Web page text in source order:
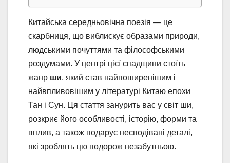
Китайська середньовічна поезія — це
скарбниця, що виблискує образами природи,
людськими почуттями та філософськими
роздумами. У центрі цієї спадщини стоїть
жанр ши, який став найпоширенішим і
найвпливовішим у літературі Китаю епохи
Тан і Сун. Ця стаття занурить вас у світ ши,
розкриє його особливості, історію, форми та
вплив, а також подарує несподівані деталі,
які зроблять цю подорож незабутньою.